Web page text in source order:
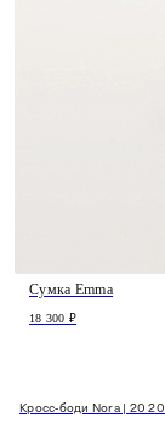
Сумка Emma
18 300 ₽
Кросс-боди Nora | 20